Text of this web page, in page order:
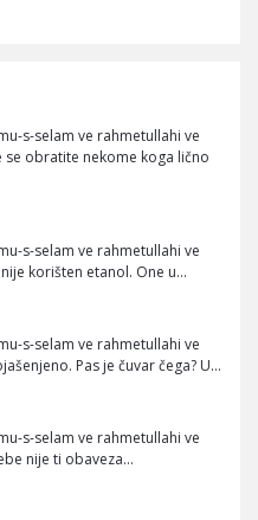
s-selam ve rahmetullahi ve
obratite nekome koga lično
s-selam ve rahmetullahi ve
korišten etanol. One u…
s-selam ve rahmetullahi ve
Pas je čuvar čega? U…
s-selam ve rahmetullahi ve
nije ti obaveza…